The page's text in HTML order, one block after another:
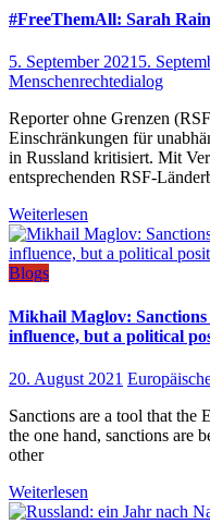
#FreeThemAll: Sarah
5. September 2021 5.
Menschenrechtedialog
Reporter ohne Grenzen
Einschränkungen für
in Russland kritisiert. Mit
entsprechenden RSF-
Weiterlesen
Blogs
Mikhail Maglov:
influence, but a political
20. August 2021
Sanctions are a tool that the
the one hand, sanctions are
other
Weiterlesen